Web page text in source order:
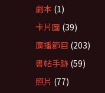
劇本 (1)
卡片圖 (39)
廣播節目 (203)
書帖手跡 (59)
照片 (77)